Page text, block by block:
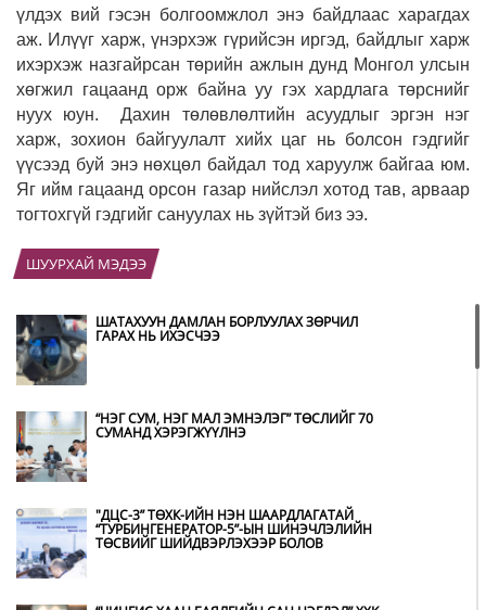
үлдэх вий гэсэн болгоомжлол энэ байдлаас харагдах
аж. Илүүг харж, үнэрхэж гүрийсэн иргэд, байдлыг харж
ихэрхэж назгайрсан төрийн ажлын дунд Монгол улсын
хөгжил гацаанд орж байна уу гэх хардлага төрснийг
нуух юун. Дахин төлөвлөлтийн асуудлыг эргэн нэг
харж, зохион байгуулалт хийх цаг нь болсон гэдгийг
үүсээд буй энэ нөхцөл байдал тод харуулж байгаа юм.
Яг ийм гацаанд орсон газар нийслэл хотод тав, арваар
тогтохгүй гэдгийг сануулах нь зүйтэй биз ээ.
ШУУРХАЙ МЭДЭЭ
ШАТАХУУН ДАМЛАН БОРЛУУЛАХ ЗӨРЧИЛ
ГАРАХ НЬ ИХЭСЧЭЭ
“НЭГ СУМ, НЭГ МАЛ ЭМНЭЛЭГ” ТӨСЛИЙГ 70
СУМАНД ХЭРЭГЖҮҮЛНЭ
"ДЦС-3” ТӨХК-ИЙН НЭН ШААРДЛАГАТАЙ
“ТУРБИНГЕНЕРАТОР-5”-ЫН ШИНЭЧЛЭЛИЙН
ТӨСВИЙГ ШИЙДВЭРЛЭХЭЭР БОЛОВ